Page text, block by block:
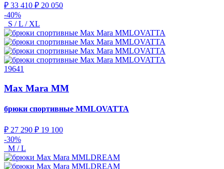
₽ 33 410 ₽ 20 050
-40%
S / L / XL
19641
Max Mara MM
брюки спортивные MMLOVATTA
₽ 27 290 ₽ 19 100
-30%
M / L